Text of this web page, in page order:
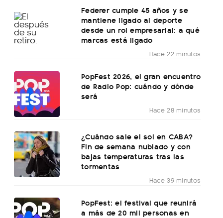
Federer cumple 45 años y se
mantiene ligado al deporte
desde un rol empresarial: a qué
marcas está ligado
Hace 22 minutos
PopFest 2026, el gran encuentro
de Radio Pop: cuándo y dónde
será
Hace 28 minutos
¿Cuándo sale el sol en CABA?
Fin de semana nublado y con
bajas temperaturas tras las
tormentas
Hace 39 minutos
PopFest: el festival que reunirá
a más de 20 mil personas en